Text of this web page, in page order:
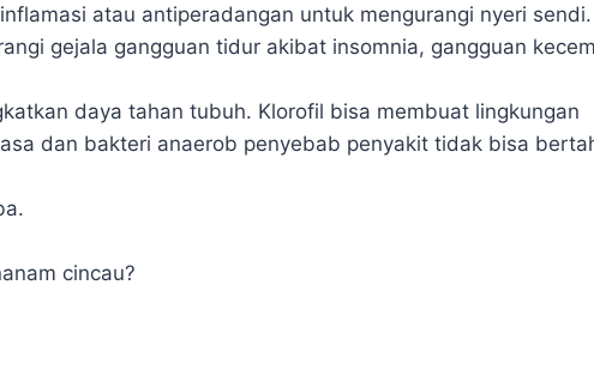
atau antiperadangan untuk mengurangi nyeri sendi.
gejala gangguan tidur akibat insomnia, gangguan
daya tahan tubuh. Klorofil bisa membuat lingkungan
dan bakteri anaerob penyebab penyakit tidak bisa
cincau?